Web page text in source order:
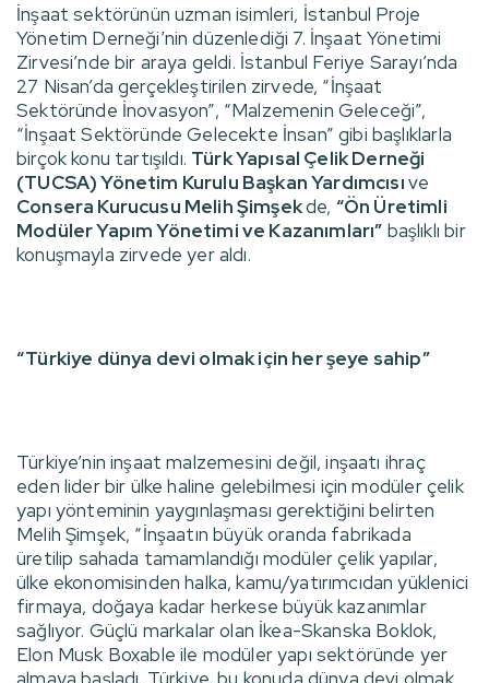
İnşaat sektörünün uzman isimleri, İstanbul Proje
Yönetim Derneği’nin düzenlediği 7. İnşaat Yönetimi
Zirvesi’nde bir araya geldi. İstanbul Feriye Sarayı’nda
27 Nisan’da gerçekleştirilen zirvede, “İnşaat
Sektöründe İnovasyon”, “Malzemenin Geleceği”,
“İnşaat Sektöründe Gelecekte İnsan” gibi başlıklarla
birçok konu tartışıldı. Türk Yapısal Çelik Derneği
(TUCSA) Yönetim Kurulu Başkan Yardımcısıve
Consera Kurucusu Melih Şimşekde, “Ön Üretimli
Modüler Yapım Yönetimi ve Kazanımları” başlıklı bir
konuşmayla zirvede yer aldı.
“Türkiye dünya devi olmak için her şeye sahip”
Türkiye’nin inşaat malzemesini değil, inşaatı ihraç
eden lider bir ülke haline gelebilmesi için modüler çelik
yapı yönteminin yaygınlaşması gerektiğini belirten
Melih Şimşek, “İnşaatın büyük oranda fabrikada
üretilip sahada tamamlandığı modüler çelik yapılar,
ülke ekonomisinden halka, kamu/yatırımcıdan yüklenici
firmaya, doğaya kadar herkese büyük kazanımlar
sağlıyor. Güçlü markalar olan İkea-Skanska Boklok,
Elon Musk Boxable ile modüler yapı sektöründe yer